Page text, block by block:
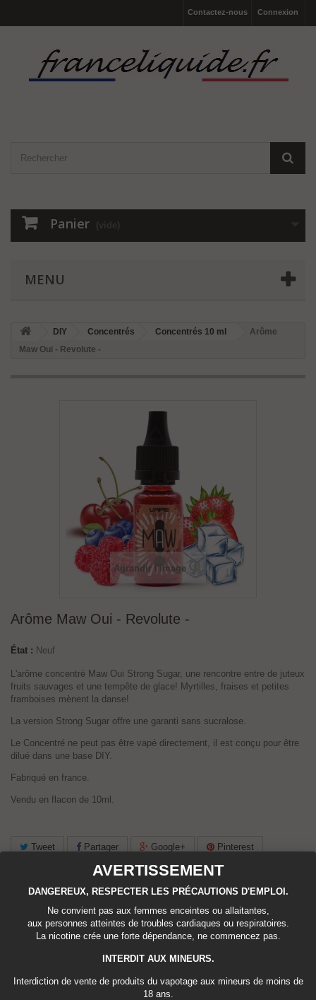
Connexion
Contactez-nous
Panier (vide)
MENU
DIY Concentrés Concentrés 10 ml
Arôme
Maw Oui - Revolute -
Agrandir l'image
Arôme Maw Oui - Revolute -
État : Neuf
L'arôme concentré Maw Oui Strong Sugar, une rencontre entre de juteux
fruits sauvages et une tempête de glace! Myrtilles, fraises et petites
framboises mènent la danse!
La version Strong Sugar offre une garanti sans sucralose.
Le Concentré ne peut pas être vapé directement, il est conçu pour être
dilué dans une base DIY.
Fabriqué en france.
Vendu en flacon de 10ml.
Tweet Partager Google+ Pinterest
5,20 €TTC
AVERTISSEMENT
DANGEREUX, RESPECTER LES PRÉCAUTIONS D'EMPLOI.
Ne convient pas aux femmes enceintes ou allaitantes,
aux personnes atteintes de troubles cardiaques ou respiratoires.
La nicotine crée une forte dépendance, ne commencez pas.
INTERDIT AUX MINEURS.
Interdiction de vente de produits du vapotage aux mineurs de moins de
18 ans.